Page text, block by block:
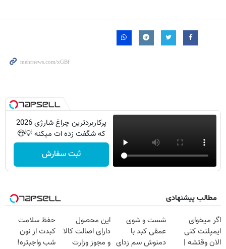
پرکاربردترین چراغ شارژی 2026
که شگفت زده ات میکنه 💡😍
ثبت سفارش
مطالب پیشنهادی
اگر میخوای
ایمپلنت کنی
الان وقتشه |
شست و شوی
عمقی کبد با
دمنوش سم زدای
این محصول
دارای اصالت کالا
و مجوز وزارت
حفظ سلامت
کبدت از نون
شب واجبتره!